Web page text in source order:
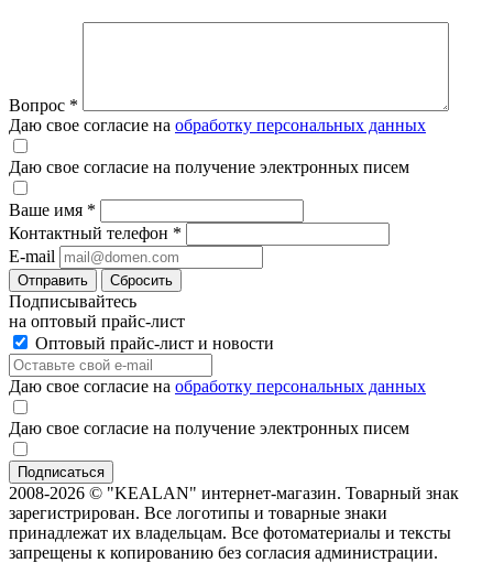
Вопрос *
Даю свое согласие на обработку персональных данных
Даю свое согласие на получение электронных писем
Ваше имя *
Контактный телефон *
E-mail
Отправить Сбросить
Подписывайтесь
на оптовый прайс-лист
Оптовый прайс-лист и новости
Даю свое согласие на обработку персональных данных
Даю свое согласие на получение электронных писем
2008-2026 © "KEALAN" интернет-магазин. Товарный знак
зарегистрирован. Все логотипы и товарные знаки
принадлежат их владельцам. Все фотоматериалы и тексты
запрещены к копированию без согласия администрации.